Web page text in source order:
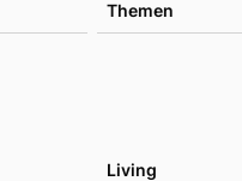
Themen
Living